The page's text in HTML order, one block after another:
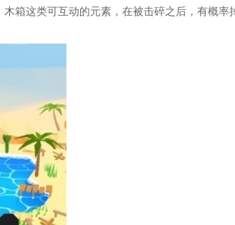
箱这类可互动的元素，在被击碎之后，有概率